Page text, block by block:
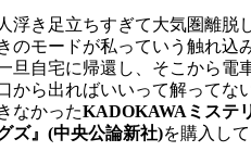
き足立ちすぎて大気圏離脱
のモードが私っていう触れ
自宅に帰還し、そこから電
ら出ればいいって解って
なかったKADOKAWAミステ
ズ』(中央公論新社)を購入し